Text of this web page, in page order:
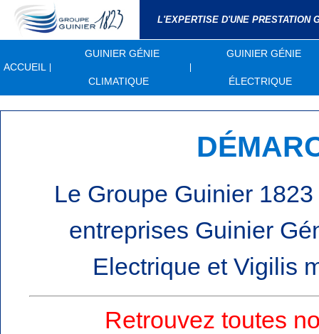
L'EXPERTISE D'UNE PRESTATION
ACCUEIL
GUINIER GÉNIE
CLIMATIQUE
GUINIER GÉNIE
ÉLECTRIQUE
Le Groupe Guinier
entreprises Guinier
Electrique et Vigilis
Retrouvez toutes